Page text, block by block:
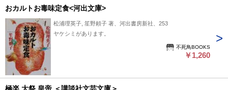
おカルトお毒味定食<河出文庫>
松浦理英子, 笙野頼子 著、河出書房新社、253
ヤケシミがあります。
不死鳥BOOKS
￥1,260